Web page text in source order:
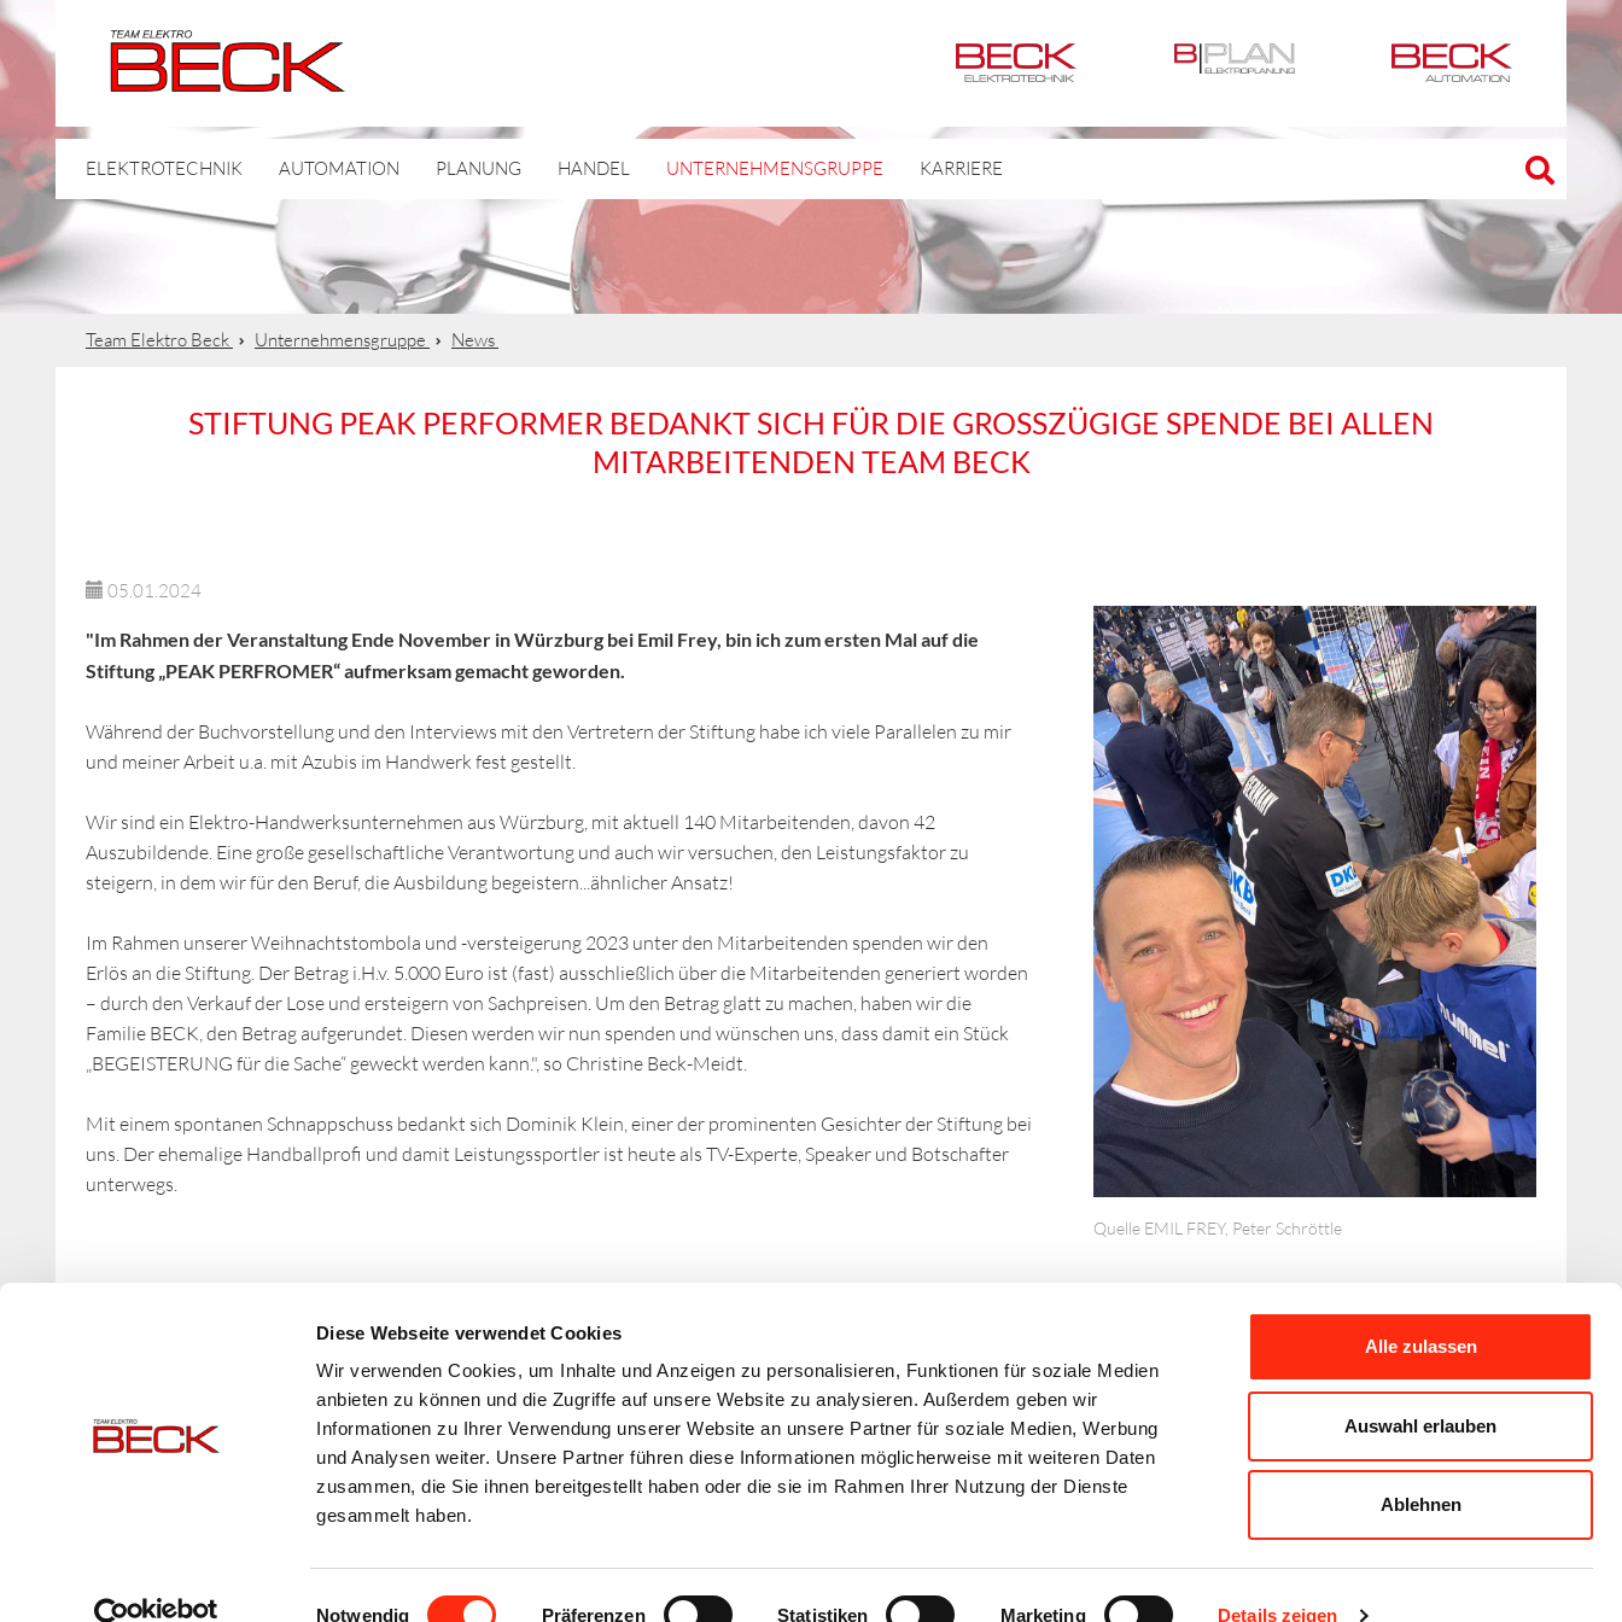
Diese Webseite verwendet Cookies
Wir verwenden Cookies, um Inhalte und Anzeigen zu personalisieren, Funktionen für soziale Medien
anbieten zu können und die Zugriffe auf unsere Website zu analysieren. Außerdem geben wir
Informationen zu Ihrer Verwendung unserer Website an unsere Partner für soziale Medien, Werbung
und Analysen weiter. Unsere Partner führen diese Informationen möglicherweise mit weiteren Daten
zusammen, die Sie ihnen bereitgestellt haben oder die sie im Rahmen Ihrer Nutzung der Dienste
gesammelt haben.
Einwilligungsauswahl
Notwendig Präferenzen Statistiken Marketing Details zeigen
Alle zulassen
Auswahl erlauben
Ablehnen
ELEKTROTECHNIK AUTOMATION PLANUNG HANDEL UNTERNEHMENSGRUPPE KARRIERE
Team Elektro Beck Unternehmensgruppe News
STIFTUNG PEAK PERFORMER BEDANKT SICH FÜR DIE GROSSZÜGIGE SPENDE BEI ALLEN M
ITARBEITENDEN TEAM BECK
05.01.2024
"Im Rahmen der Veranstaltung Ende November in Würzburg bei Emil Frey, bin ich zum ersten Mal auf die
Stiftung „PEAK PERFROMER“ aufmerksam gemacht geworden.
Während der Buchvorstellung und den Interviews mit den Vertretern der Stiftung habe ich viele Parallelen zu mir
und meiner Arbeit u.a. mit Azubis im Handwerk fest gestellt.
Wir sind ein Elektro-Handwerksunternehmen aus Würzburg, mit aktuell 140 Mitarbeitenden, davon 42
Auszubildende. Eine große gesellschaftliche Verantwortung und auch wir versuchen, den Leistungsfaktor zu
steigern, in dem wir für den Beruf, die Ausbildung begeistern...ähnlicher Ansatz!
Im Rahmen unserer Weihnachtstombola und -versteigerung 2023 unter den Mitarbeitenden spenden wir den
Erlös an die Stiftung. Der Betrag i.H.v. 5.000 Euro ist (fast) ausschließlich über die Mitarbeitenden generiert worden
– durch den Verkauf der Lose und ersteigern von Sachpreisen. Um den Betrag glatt zu machen, haben wir die
Familie BECK, den Betrag aufgerundet. Diesen werden wir nun spenden und wünschen uns, dass damit ein Stück
„BEGEISTERUNG für die Sache“ geweckt werden kann.", so Christine Beck-Meidt.
Mit einem spontanen Schnappschuss bedankt sich Dominik Klein, einer der prominenten Gesichter der Stiftung bei
uns. Der ehemalige Handballprofi und damit Leistungssportler ist heute als TV-Experte, Speaker und Botschafter
unterwegs.
Quelle EMIL FREY, Peter Schröttle